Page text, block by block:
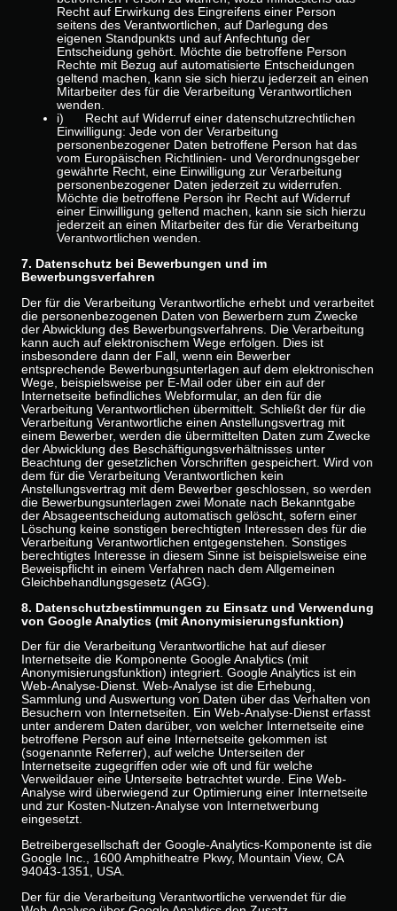
Recht auf Erwirkung des Eingreifens einer Person
seitens des Verantwortlichen, auf Darlegung des
eigenen Standpunkts und auf Anfechtung der
Entscheidung gehört. Möchte die betroffene Person
Rechte mit Bezug auf automatisierte Entscheidungen
geltend machen, kann sie sich hierzu jederzeit an einen
Mitarbeiter des für die Verarbeitung Verantwortlichen
wenden.
i) Recht auf Widerruf einer datenschutzrechtlichen
Einwilligung: Jede von der Verarbeitung
personenbezogener Daten betroffene Person hat das
vom Europäischen Richtlinien- und Verordnungsgeber
gewährte Recht, eine Einwilligung zur Verarbeitung
personenbezogener Daten jederzeit zu widerrufen.
Möchte die betroffene Person ihr Recht auf Widerruf
einer Einwilligung geltend machen, kann sie sich hierzu
jederzeit an einen Mitarbeiter des für die Verarbeitung
Verantwortlichen wenden.
7. Datenschutz bei Bewerbungen und im
Bewerbungsverfahren
Der für die Verarbeitung Verantwortliche erhebt und verarbeitet
die personenbezogenen Daten von Bewerbern zum Zwecke
der Abwicklung des Bewerbungsverfahrens. Die Verarbeitung
kann auch auf elektronischem Wege erfolgen. Dies ist
insbesondere dann der Fall, wenn ein Bewerber
entsprechende Bewerbungsunterlagen auf dem elektronischen
Wege, beispielsweise per E-Mail oder über ein auf der
Internetseite befindliches Webformular, an den für die
Verarbeitung Verantwortlichen übermittelt. Schließt der für die
Verarbeitung Verantwortliche einen Anstellungsvertrag mit
einem Bewerber, werden die übermittelten Daten zum Zwecke
der Abwicklung des Beschäftigungsverhältnisses unter
Beachtung der gesetzlichen Vorschriften gespeichert. Wird von
dem für die Verarbeitung Verantwortlichen kein
Anstellungsvertrag mit dem Bewerber geschlossen, so werden
die Bewerbungsunterlagen zwei Monate nach Bekanntgabe
der Absageentscheidung automatisch gelöscht, sofern einer
Löschung keine sonstigen berechtigten Interessen des für die
Verarbeitung Verantwortlichen entgegenstehen. Sonstiges
berechtigtes Interesse in diesem Sinne ist beispielsweise eine
Beweispflicht in einem Verfahren nach dem Allgemeinen
Gleichbehandlungsgesetz (AGG).
8. Datenschutzbestimmungen zu Einsatz und Verwendung
von Google Analytics (mit Anonymisierungsfunktion)
Der für die Verarbeitung Verantwortliche hat auf dieser
Internetseite die Komponente Google Analytics (mit
Anonymisierungsfunktion) integriert. Google Analytics ist ein
Web-Analyse-Dienst. Web-Analyse ist die Erhebung,
Sammlung und Auswertung von Daten über das Verhalten von
Besuchern von Internetseiten. Ein Web-Analyse-Dienst erfasst
unter anderem Daten darüber, von welcher Internetseite eine
betroffene Person auf eine Internetseite gekommen ist
(sogenannte Referrer), auf welche Unterseiten der
Internetseite zugegriffen oder wie oft und für welche
Verweildauer eine Unterseite betrachtet wurde. Eine Web-
Analyse wird überwiegend zur Optimierung einer Internetseite
und zur Kosten-Nutzen-Analyse von Internetwerbung
eingesetzt.
Betreibergesellschaft der Google-Analytics-Komponente ist die
Google Inc., 1600 Amphitheatre Pkwy, Mountain View, CA
94043-1351, USA.
Der für die Verarbeitung Verantwortliche verwendet für die